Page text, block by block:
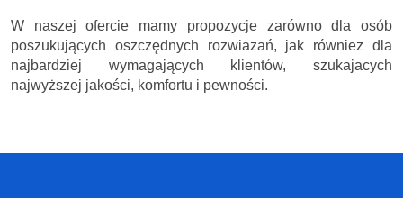
W naszej ofercie mamy propozycje zarówno dla osób
poszukujących oszczędnych rozwiazań, jak równiez dla
najbardziej wymagających klientów, szukajacych
najwyższej jakości, komfortu i pewności.